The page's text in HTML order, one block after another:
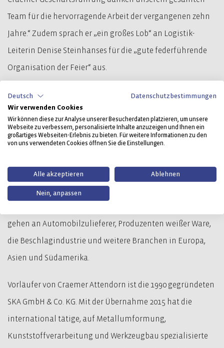
Team für die hervorragende Arbeit der vergangenen zehn
Jahre.“ Zudem sprach er „ein großes Lob“ an Logistik-
Leiterin Denise Steinhanses für die „gute federführende
Organisation der Feier“ aus.
Spezialist für Präzisionsstanzteile
Am Standort Attendorn beschäftigt die Craemer Gruppe
heute rund 70 Mitarbeitende. Der Fertigungsschwerpunkt
Gurtsystem-Komponenten und Beschlags- und
Verbindungselemente für Sitzstrukturen. Die zwischen
gehen an Automobilzulieferer, Produzenten weißer Ware,
die Beschlagindustrie und weitere Branchen in Europa,
Asien und Südamerika.
Vorläufer von Craemer Attendorn ist die 1990 gegründeten
SKA GmbH & Co. KG. Mit der Übernahme 2015 hat die
international tätige, auf Metallumformung,
Kunststoffverarbeitung und Werkzeugbau spezialisierte
Deutsch
Datenschutzbestimmungen
Wir verwenden Cookies
Wir können diese zur Analyse unserer Besucherdaten platzieren, um unsere
Webseite zu verbessern, personalisierte Inhalte anzuzeigen und Ihnen ein
großartiges Webseiten-Erlebnis zu bieten. Für weitere Informationen zu den
von uns verwendeten Cookies öffnen Sie die Einstellungen.
Alle akzeptieren Ablehnen
Nein, anpassen